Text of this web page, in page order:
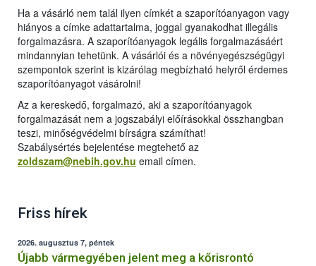
Ha a vásárló nem talál ilyen címkét a szaporítóanyagon vagy
hiányos a címke adattartalma, joggal gyanakodhat illegális
forgalmazásra. A szaporítóanyagok legális forgalmazásáért
mindannyian tehetünk. A vásárlói és a növényegészségügyi
szempontok szerint is kizárólag megbízható helyről érdemes
szaporítóanyagot vásárolni!
Az a kereskedő, forgalmazó, aki a szaporítóanyagok
forgalmazását nem a jogszabályi előírásokkal összhangban
teszi, minőségvédelmi bírságra számíthat!
Szabálysértés bejelentése megtehető az
zoldszam@nebih.gov.hu email címen.
Friss hírek
2026. augusztus 7, péntek
Újabb vármegyében jelent meg a kőrisrontó